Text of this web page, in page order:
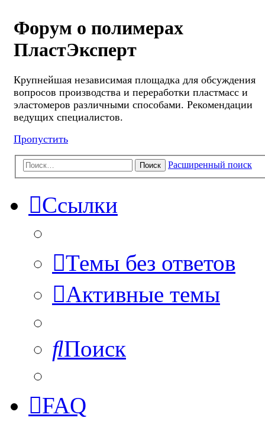
Форум о полимерах
ПластЭксперт
Крупнейшая независимая площадка для обсуждения
вопросов производства и переработки пластмасс и
эластомеров различными способами. Рекомендации
ведущих специалистов.
Пропустить
Поиск Расширенный поиск
Ссылки
Темы без ответов
Активные темы
Поиск
FAQ